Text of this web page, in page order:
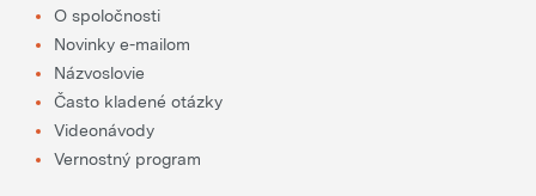
O spoločnosti
Novinky e-mailom
Názvoslovie
Často kladené otázky
Videonávody
Vernostný program